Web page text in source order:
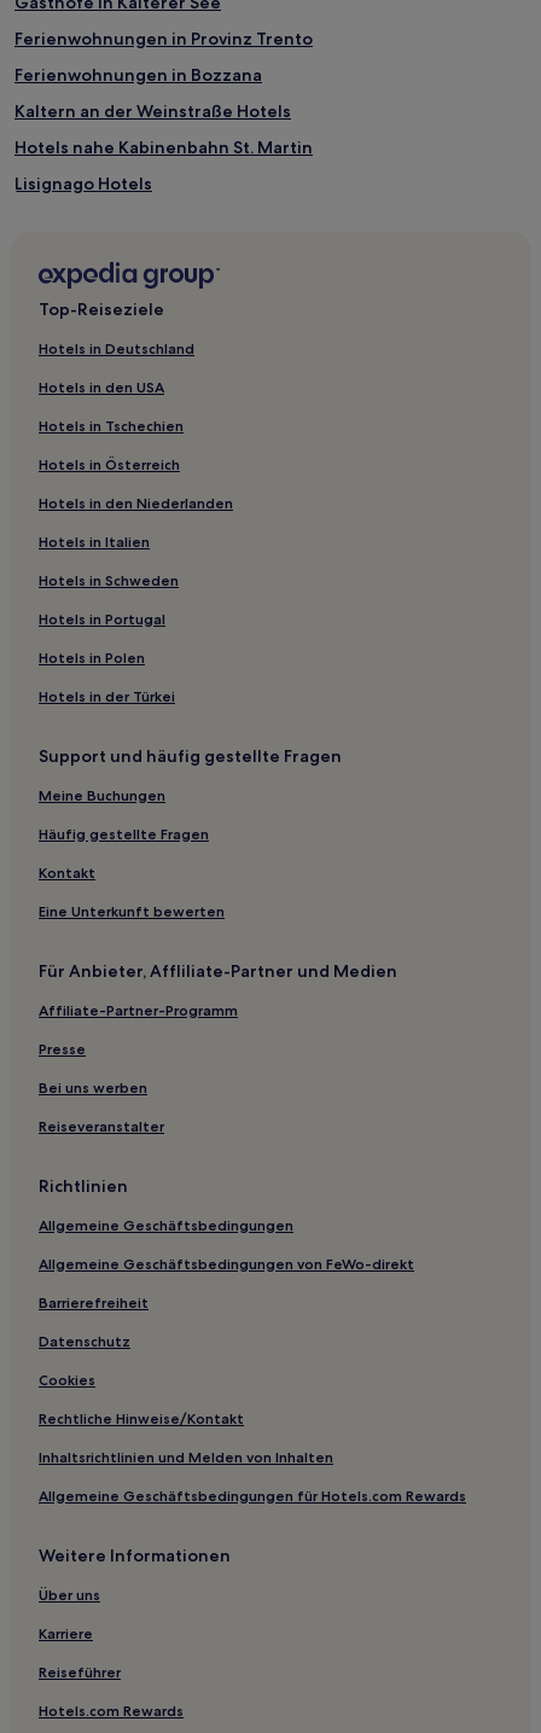
Preise
Verfügbarkeiten
können
ändern.
können
Ferienwohnungen in Provinz Trento
Ferienwohnungen in Bozzana
Kaltern an der Weinstraße Hotels
Hotels nahe Kabinenbahn St. Martin
Lisignago Hotels
Pelugo Hotels
Casetti Hotels
Hotels nahe Ökomuseum von Val di Pejo
Hotels nahe Burg San Michele
Hotels nahe Skilift Nube d'Argento
Hotels nahe Kabinenbahn Schwemmalm
Fai della Paganella Hotels
Preore Hotels
Vallelaghi Hotels
Dorsino Hotels
Hotels nahe Skilift Alpe Alta
Tignerone Hotels
Schlanders Hotels
Hotels nahe Pineta Park
Hotels nahe Castel Thun
Molveno Hotels
Hotels nahe Weingut Elena Walch
Hotels nahe Schwemmalm Seilbahn
Zuclo Hotels
Hotels nahe Eisstadion von Pinzolo
St. Michael an der Etsch Hotels
Candriai Hotels
Peio Hotels
Brez Hotels
Hotels nahe Weingut
Mendola Hotels
Hotels nahe Castello di Stenico
Hotels nahe Kirche San Vigilio
Al Maso Hotels
Andalo Hotels
Hotels nahe Campo Carlo Magno
Hotels nahe Skilift Valena
Hotels nahe Seilbahn Grostè 1 Express
Bolbeno Hotels
Top-Reiseziele
Hotels in Deutschland
Hotels in den USA
Hotels in Tschechien
Hotels in Österreich
Hotels in den Niederlanden
Hotels in Italien
Hotels in Schweden
Hotels in Portugal
Hotels in Polen
Hotels in der Türkei
Support und häufig gestellte Fragen
Meine Buchungen
Häufig gestellte Fragen
Kontakt
Eine Unterkunft bewerten
Für Anbieter, Affliliate-Partner und Medien
Affiliate-Partner-Programm
Presse
Bei uns werben
Reiseveranstalter
Richtlinien
Allgemeine Geschäftsbedingungen
Allgemeine Geschäftsbedingungen von FeWo-direkt
Barrierefreiheit
Datenschutz
Cookies
Rechtliche Hinweise/Kontakt
Inhaltsrichtlinien und Melden von Inhalten
Allgemeine Geschäftsbedingungen für Hotels.com Rewards
Weitere Informationen
Über uns
Karriere
Reiseführer
Hotels.com Rewards